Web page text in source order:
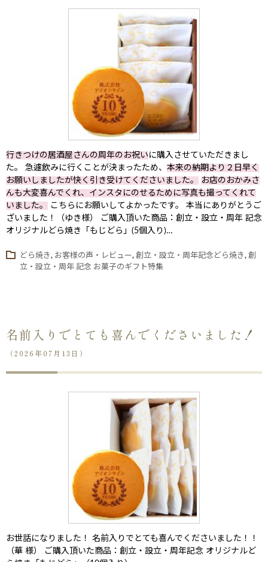
行きつけの居酒屋さんの周年のお祝い に購入させていただきまし
た。 急遽飲みに行くことが決まったため、 本来の納期より２日早く
お願いしましたが快く引き受けてくださいました。
お店のおかみさ
んも大変喜んでくれ、インスタにのせるために写真も撮ってくれて
いました。
こちらにお願いしてよかったです。 本当にありがとうご
ざいました！（ゆき様） ご購入頂いた商品：創立・設立・周年 記念
オリジナルどら焼き「もじどら」(5個入り)…
どら焼き, お客様の声・レビュー, 創立・設立・周年記念どら焼き, 創
立・設立・周年 記念 お菓子のギフト特集
名前入りでとても喜んでくださいました！
（2026年07月13日）
お世話になりました！ 名前入りでとても喜んでくださいました！！
（華 様） ご購入頂いた商品：創立・設立・周年記念 オリジナルど